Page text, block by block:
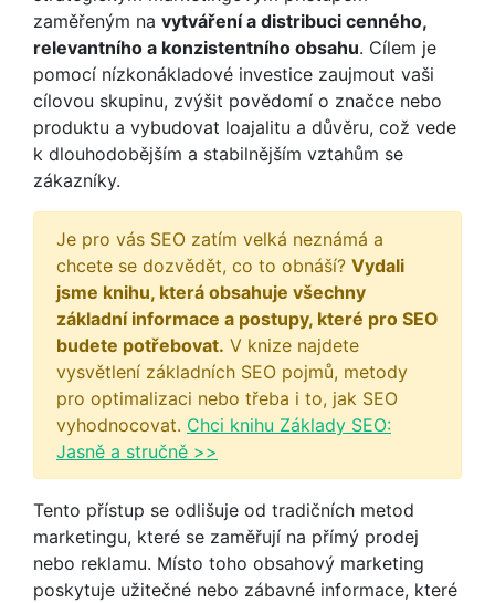
zaměřeným na vytváření a distribuci cenného,
relevantního a konzistentního obsahu. Cílem je
pomocí nízkonákladové investice zaujmout vaši
cílovou skupinu, zvýšit povědomí o značce nebo
produktu a vybudovat loajalitu a důvěru, což vede
k dlouhodobějším a stabilnějším vztahům se
zákazníky.
Je pro vás SEO zatím velká neznámá a
chcete se dozvědět, co to obnáší? Vydali
jsme knihu, která obsahuje všechny
základní informace a postupy, které pro SEO
budete potřebovat. V knize najdete
vysvětlení základních SEO pojmů, metody
pro optimalizaci nebo třeba i to, jak SEO
vyhodnocovat. Chci knihu Základy SEO:
Jasně a stručně >>
Tento přístup se odlišuje od tradičních metod
marketingu, které se zaměřují na přímý prodej
nebo reklamu. Místo toho obsahový marketing
poskytuje užitečné nebo zábavné informace, které